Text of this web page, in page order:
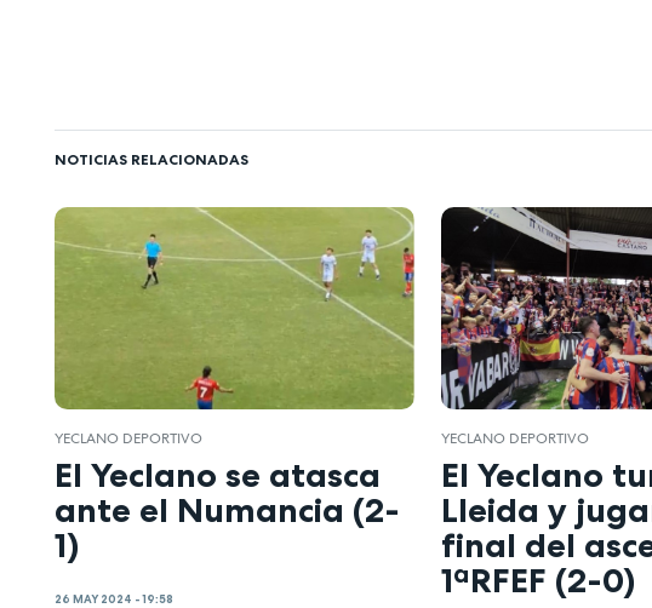
NOTICIAS RELACIONADAS
YECLANO DEPORTIVO
El Yeclano se atasca
ante el Numancia (2-
1)
26 MAY 2024 - 19:58
YECLANO DEPORTIVO
El Yeclano
Lleida y
final del
1ªRFEF (2-0)